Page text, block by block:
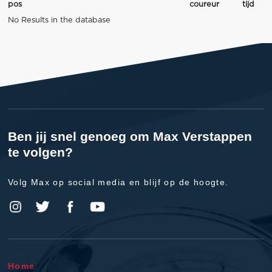
pos coureur
tijd
No Results in the database
Ben jij snel genoeg om Max Verstappen
te volgen?
Volg Max op social media en blijf op de hoogte.
Home